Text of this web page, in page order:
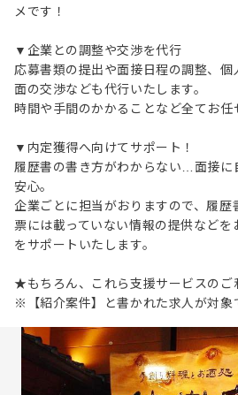
メです！
▼企業との調整や交渉を代行
応募書類の提出や面接日程の調整、
面の交渉なども代行いたします。
時間や手間のかかることなど全てお任
▼内定獲得へ向けてサポート！
履歴書の書き方がわからない…面接
安心。
企業ごとに担当がおりますので、履歴
票には載っていない情報の提供などを
をサポートいたします。
★もちろん、これら支援サービスの
※【紹介案件】と書かれた求人が対象